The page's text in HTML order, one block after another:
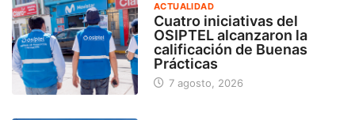
ACTUALIDAD
Cuatro iniciativas del
OSIPTEL alcanzaron la
calificación de Buenas
Prácticas
7 agosto, 2026